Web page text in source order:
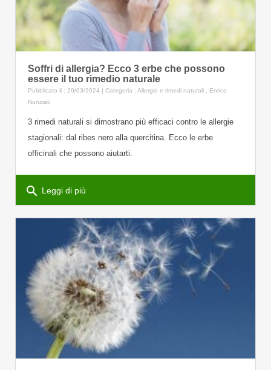
Soffri di allergia? Ecco 3 erbe che possono
essere il tuo rimedio naturale
Pubblicato il : 20/03/2024 | Categoria : Allergie e rimedi naturali , Enrico
Nunziati
3 rimedi naturali si dimostrano più efficaci contro le allergie
stagionali: dal ribes nero alla quercitina. Ecco le erbe
officinali che possono aiutarti.
search Leggi di più